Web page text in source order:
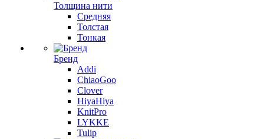
Толщина нити
Средняя
Толстая
Тонкая
Бренд
Addi
ChiaoGoo
Clover
HiyaHiya
KnitPro
LYKKE
Tulip